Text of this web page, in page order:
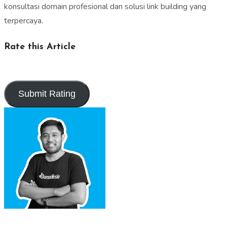
konsultasi domain profesional dan solusi link building yang
terpercaya.
Rate this Article